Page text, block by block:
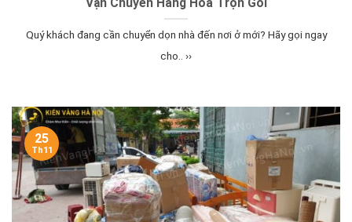
Quý khách đang cần chuyển dọn nhà đến nơi ở mới? Hãy gọi ngay
cho.. ››
25
Th11